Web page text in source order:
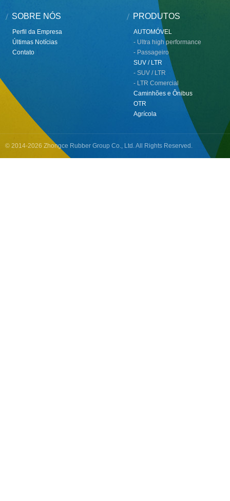
SOBRE NÓS
Perfil da Empresa
Últimas Notícias
Contato
PRODUTOS
AUTOMÓVEL
- Ultra high performance
- Passageiro
SUV / LTR
- SUV / LTR
- LTR Comercial
Caminhões e Ônibus
OTR
Agrícola
© 2014-2026 Zhongce Rubber Group Co., Ltd. All Rights Reserved.